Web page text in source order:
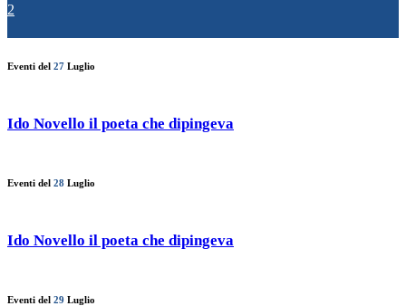
2
Eventi del 27 Luglio
Ido Novello il poeta che dipingeva
Eventi del 28 Luglio
Ido Novello il poeta che dipingeva
Eventi del 29 Luglio